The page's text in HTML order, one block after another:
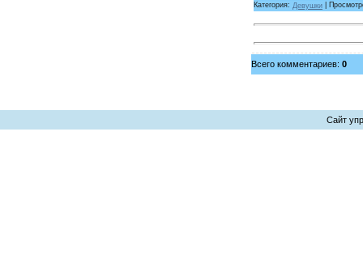
Категория: Девушки|
Всего комментариев: 0
Сайт